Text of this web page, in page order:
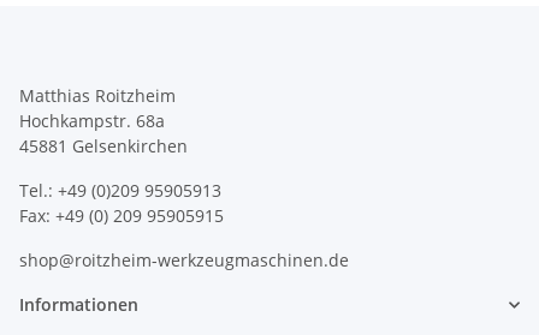
Matthias Roitzheim
Hochkampstr. 68a
45881 Gelsenkirchen
Tel.: +49 (0)209 95905913
Fax: +49 (0) 209 95905915
shop@roitzheim-werkzeugmaschinen.de
Informationen